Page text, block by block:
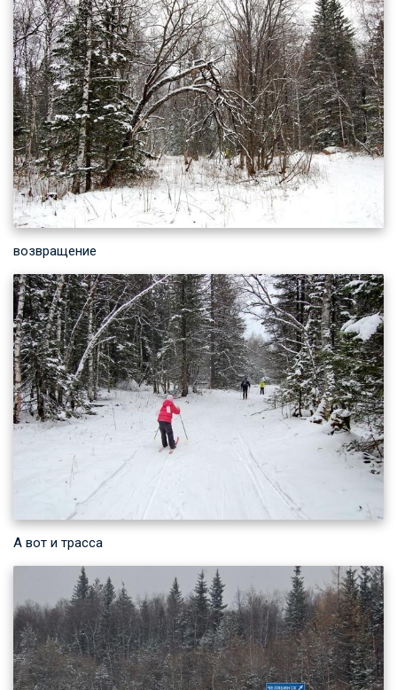
возвращение
А вот и трасса